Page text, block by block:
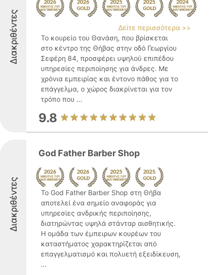
Διακριθέντες
Δείτε περισσότερα >>
Το κουρείο του Θανάση, που βρίσκεται
στο κέντρο της Θήβας στην οδό Γεωργίου
Σεφέρη 84, προσφέρει υψηλού επιπέδου
υπηρεσίες περιποίησης για άνδρες. Με
χρόνια εμπειρίας και έντονο πάθος για το
επάγγελμα, ο χώρος διακρίνεται για τον
τρόπο που ...
9.8
Διακριθέντες
God Father Barber Shop
Το God Father Barber Shop στη Θήβα
αποτελεί ένα σημείο αναφοράς για
υπηρεσίες ανδρικής περιποίησης,
διατηρώντας υψηλά στάνταρ αισθητικής.
Η ομάδα των έμπειρων κουρέων του
καταστήματος χαρακτηρίζεται από
επαγγελματισμό και πολυετή εξειδίκευση,
...